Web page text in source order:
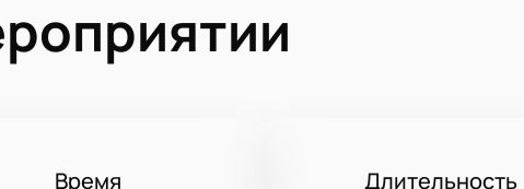
Время Длительность